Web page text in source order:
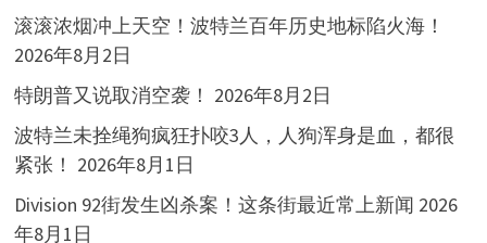
滚滚浓烟冲上天空！波特兰百年历史地标陷火海！
2026年8月2日
特朗普又说取消空袭！ 2026年8月2日
波特兰未拴绳狗疯狂扑咬3人，人狗浑身是血，都很
紧张！ 2026年8月1日
Division 92街发生凶杀案！这条街最近常上新闻 2026
年8月1日